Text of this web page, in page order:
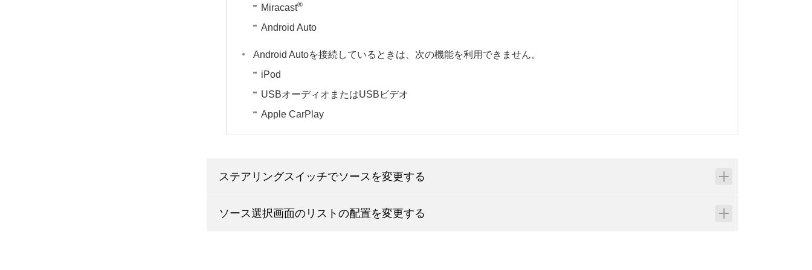
Miracast®
Android Auto
Android Autoを接続しているときは、次の機能を利用できません。
iPod
USBオーディオまたはUSBビデオ
Apple CarPlay
ステアリングスイッチでソースを変更する
ソース選択画面のリストの配置を変更する